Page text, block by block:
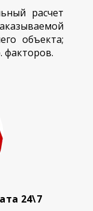
расчет
объекта;
факторов.
24\7